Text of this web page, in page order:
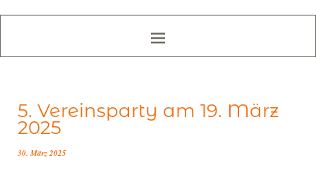
5. Vereinsparty am 19. März
2025
30. März 2025